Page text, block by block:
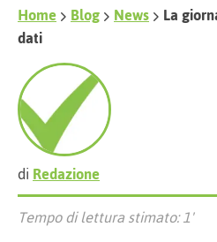
Home Blog News La
dati
diRedazione
Tempo di lettura stimato: 1'